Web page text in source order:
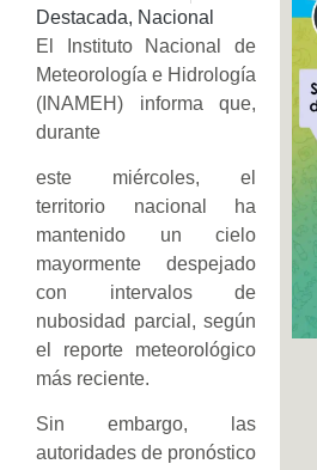
Destacada, Nacional
El Instituto Nacional de
Meteorología e Hidrología
(INAMEH) informa que,
durante
este miércoles, el
territorio nacional ha
mantenido un cielo
mayormente despejado
con intervalos de
nubosidad parcial, según
el reporte meteorológico
más reciente.
Sin embargo, las
autoridades de pronóstico